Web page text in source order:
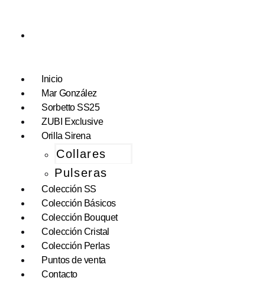
Inicio
Mar González
Sorbetto SS25
ZUBI Exclusive
Orilla Sirena
Collares
Pulseras
Colección SS
Colección Básicos
Colección Bouquet
Colección Cristal
Colección Perlas
Puntos de venta
Contacto